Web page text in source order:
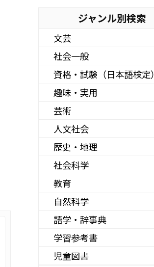
ジャンル別検索
文芸
社会一般
資格・試験（日本語検定）
趣味・実用
芸術
人文社会
歴史・地理
社会科学
教育
自然科学
語学・辞事典
学習参考書
児童図書